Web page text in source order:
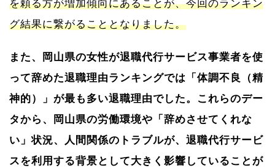
を頼る方が増加傾向にあることが、今回のランキン
グ結果に繋がることとなりました。
また、岡山県の女性が退職代行サービス事業者を使
って辞めた退職理由ランキングでは「体調不良（精
神的）」が最も多い退職理由でした。これらのデー
タから、岡山県の労働環境や「辞めさせてくれな
い」状況、人間関係のトラブルが、退職代行サービ
スを利用する背景として大きく影響していることが